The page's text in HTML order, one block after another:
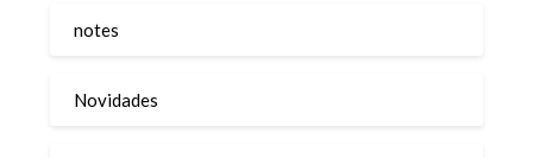
notes
Novidades